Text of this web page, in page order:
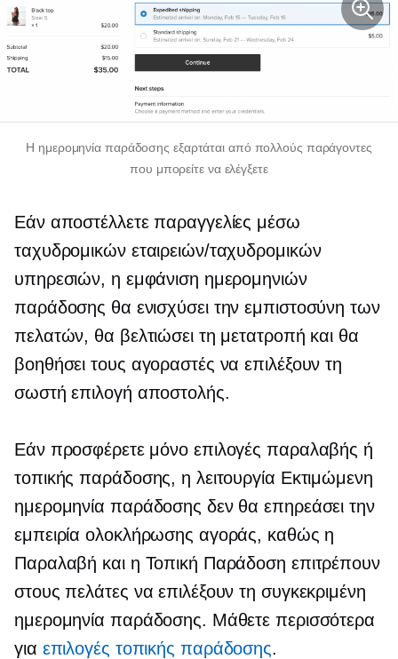
Η ημερομηνία παράδοσης εξαρτάται από πολλούς παράγοντες
που μπορείτε να ελέγξετε
Εάν αποστέλλετε παραγγελίες μέσω
ταχυδρομικών εταιρειών/ταχυδρομικών
υπηρεσιών, η εμφάνιση ημερομηνιών
παράδοσης θα ενισχύσει την εμπιστοσύνη των
πελατών, θα βελτιώσει τη μετατροπή και θα
βοηθήσει τους αγοραστές να επιλέξουν τη
σωστή επιλογή αποστολής.
Εάν προσφέρετε μόνο επιλογές παραλαβής ή
τοπικής παράδοσης, η λειτουργία Εκτιμώμενη
ημερομηνία παράδοσης δεν θα επηρεάσει την
εμπειρία ολοκλήρωσης αγοράς, καθώς η
Παραλαβή και η Τοπική Παράδοση επιτρέπουν
στους πελάτες να επιλέξουν τη συγκεκριμένη
ημερομηνία παράδοσης. Μάθετε περισσότερα
για επιλογές τοπικής παράδοσης.